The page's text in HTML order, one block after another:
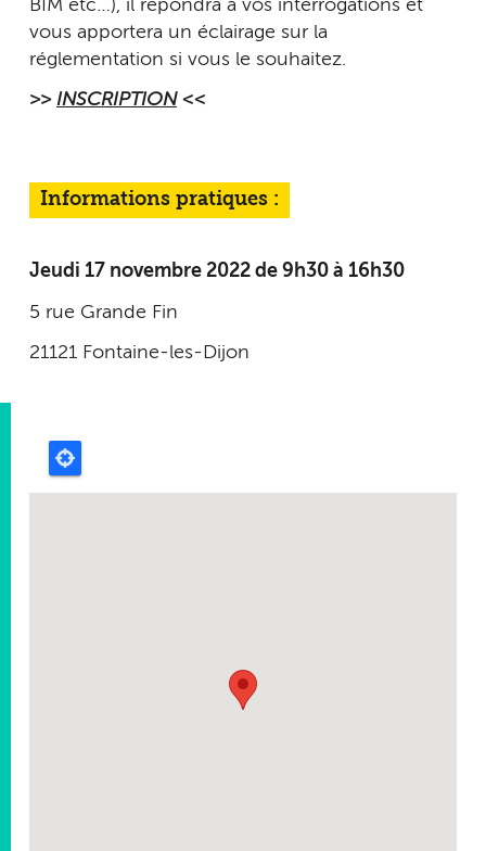
BIM etc…), il répondra à vos interrogations et
vous apportera un éclairage sur la
réglementation si vous le souhaitez.
>> INSCRIPTION<<
Informations pratiques :
Jeudi 17 novembre 2022 de 9h30 à 16h30
5 rue Grande Fin
21121 Fontaine-les-Dijon